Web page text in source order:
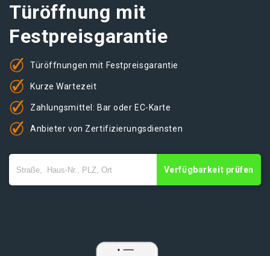
Türöffnung mit
Festpreisgarantie
Türöffnungen mit Festpreisgarantie
Kurze Wartezeit
Zahlungsmittel: Bar oder EC-Karte
Anbieter von Zertifizierungsdiensten
Verfügbarkeit prüfen